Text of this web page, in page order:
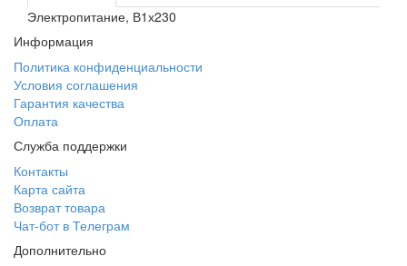
Электропитание, В1х230
Информация
Политика конфиденциальности
Условия соглашения
Гарантия качества
Оплата
Служба поддержки
Контакты
Карта сайта
Возврат товара
Чат-бот в Телеграм
Дополнительно